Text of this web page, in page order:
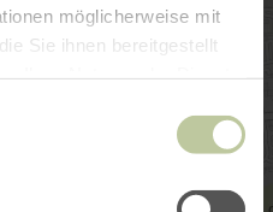
möglicherweise mit
Sie ihnen bereitgestellt